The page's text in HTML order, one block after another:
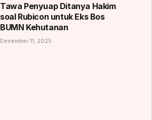
Tawa Penyuap Ditanya Hakim
soal Rubicon untuk Eks Bos
BUMN Kehutanan
Desember 11, 2025